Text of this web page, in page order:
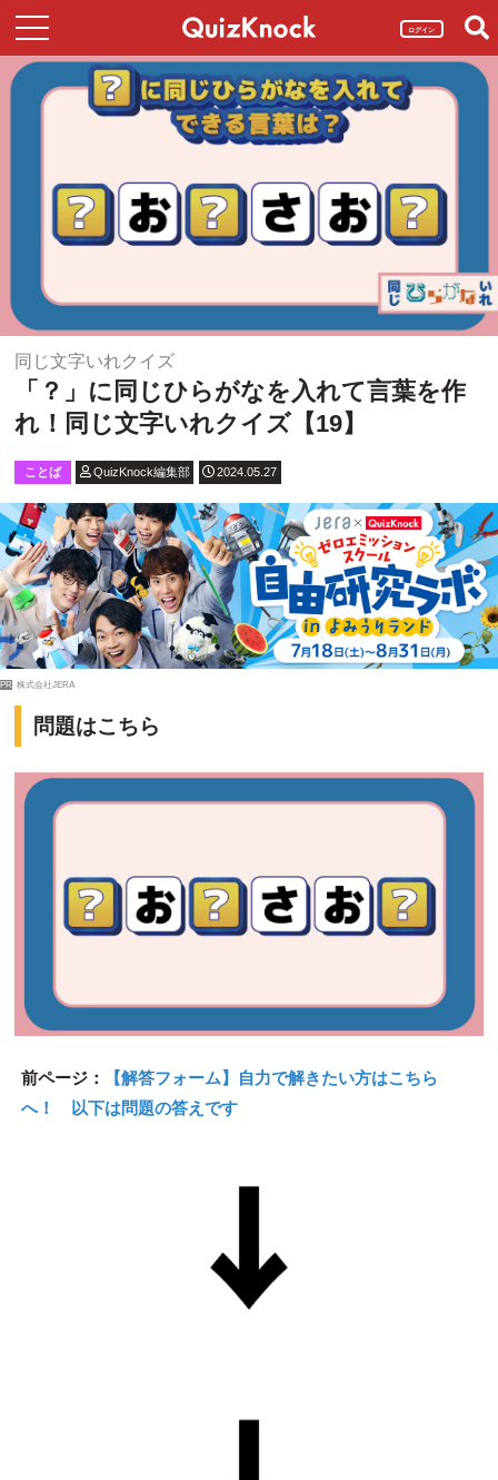
ログイン
同じ文字いれクイズ
「？」に同じひらがなを入れて言葉を作
れ！同じ文字いれクイズ【19】
ことば QuizKnock編集部 2024.05.27
PR 株式会社JERA
問題はこちら
前ページ：
【解答フォーム】自力で解きたい方はこちら
へ！ 以下は問題の答えです